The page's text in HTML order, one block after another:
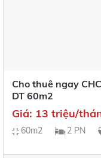
Cho thuê ngay
DT 60m2
Giá: 13 triệu/
60m2 2 PN